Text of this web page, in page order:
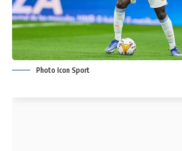
Photo Icon Sport